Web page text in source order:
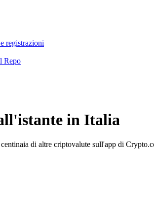
registrazioni
Repo
in Italia
di altre criptovalute sull'app di